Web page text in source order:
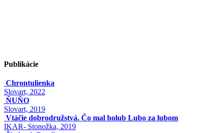
Publikácie
Chrontulienka
Slovart, 2022
ŇUŇO
Slovart, 2019
Vtáčie dobrodružstvá. Čo mal holub Lubo za lubom
IKAR- Stonožka, 2019